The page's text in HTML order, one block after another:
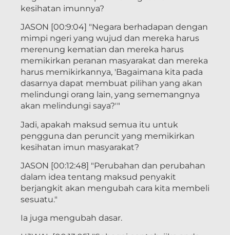
kesihatan imunnya?
JASON [00:9:04] "Negara berhadapan dengan
mimpi ngeri yang wujud dan mereka harus
merenung kematian dan mereka harus
memikirkan peranan masyarakat dan mereka
harus memikirkannya, 'Bagaimana kita pada
dasarnya dapat membuat pilihan yang akan
melindungi orang lain, yang sememangnya
akan melindungi saya?'"
Jadi, apakah maksud semua itu untuk
pengguna dan peruncit yang memikirkan
kesihatan imun masyarakat?
JASON [00:12:48] "Perubahan dan perubahan
dalam idea tentang maksud penyakit
berjangkit akan mengubah cara kita membeli
sesuatu."
Ia juga mengubah dasar.